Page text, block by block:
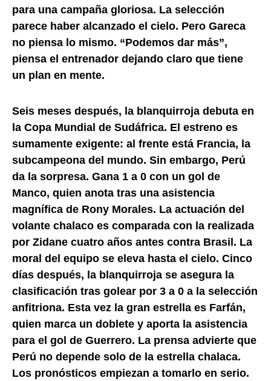
para una campaña gloriosa. La selección
parece haber alcanzado el cielo. Pero Gareca
no piensa lo mismo. “Podemos dar más”,
piensa el entrenador dejando claro que tiene
un plan en mente.
Seis meses después, la blanquirroja debuta en
la Copa Mundial de Sudáfrica. El estreno es
sumamente exigente: al frente está Francia, la
subcampeona del mundo. Sin embargo, Perú
da la sorpresa. Gana 1 a 0 con un gol de
Manco, quien anota tras una asistencia
magnífica de Rony Morales. La actuación del
volante chalaco es comparada con la realizada
por Zidane cuatro años antes contra Brasil. La
moral del equipo se eleva hasta el cielo. Cinco
días después, la blanquirroja se asegura la
clasificación tras golear por 3 a 0 a la selección
anfitriona. Esta vez la gran estrella es Farfán,
quien marca un doblete y aporta la asistencia
para el gol de Guerrero. La prensa advierte que
Perú no depende solo de la estrella chalaca.
Los pronósticos empiezan a tomarlo en serio.